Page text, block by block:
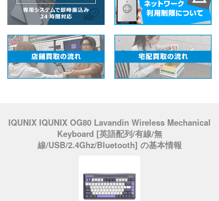
IQUNIX IQUNIX OG80 Lavandin Wireless Mechanical
Keyboard [英語配列/有線/無
線/USB/2.4Ghz/Bluetooth] の基本情報